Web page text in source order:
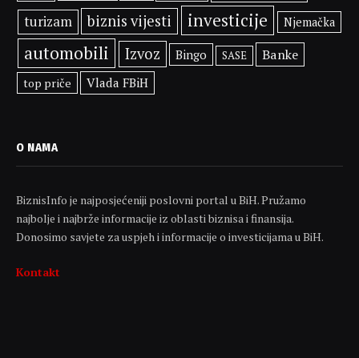
turizam biznis vijesti investicije Njemačka
automobili Izvoz Bingo SASE Banke
top priče Vlada FBiH
O NAMA
BiznisInfo je najposjećeniji poslovni portal u BiH. Pružamo
najbolje i najbrže informacije iz oblasti biznisa i finansija.
Donosimo savjete za uspjeh i informacije o investicijama u BiH.
Kontakt